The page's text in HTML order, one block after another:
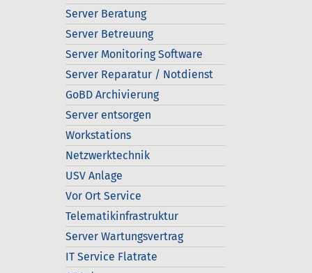
Server Beratung
Server Betreuung
Server Monitoring Software
Server Reparatur / Notdienst
GoBD Archivierung
Server entsorgen
Workstations
Netzwerktechnik
USV Anlage
Vor Ort Service
Telematikinfrastruktur
Server Wartungsvertrag
IT Service Flatrate